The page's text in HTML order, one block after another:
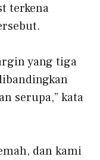
terkena
yang tiga
serupa,” kata
dan kami